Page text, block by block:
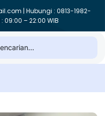
| Hubungi : 0813-1982-
09:00 – 22:00 WIB